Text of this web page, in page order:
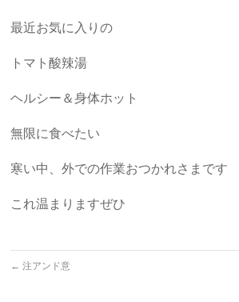
最近お気に入りの
トマト酸辣湯
ヘルシー＆身体ホット
無限に食べたい
寒い中、外での作業おつかれさまです
これ温まりますぜひ
← 注アンド意